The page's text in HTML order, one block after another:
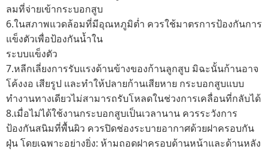
ลมที่จ่ายเข้ากระบอกสูบ
6.ในสภาพแวดล้อมที่มีอุณหภูมิต่ำ ควรใช้มาตรการป้องกันการ
แข็งตัวเพื่อป้องกันน้ำใน
ระบบแข็งตัว
7.หลีกเลี่ยงการรับแรงด้านข้างของก้านลูกสูบ มิฉะนั้นก้านอาจ
โค้งงอ เสียรูป และทำให้ปลายก้านเสียหาย กระบอกสูบแบบ
ทำงานทางเดียวไม่สามารถรับโหลดในช่วงการเคลื่อนที่กลับได้
8.เมื่อไม่ได้ใช้งานกระบอกสูบเป็นเวลานาน ควรระวังการ
ป้องกันสนิมที่พื้นผิว ควรปิดช่องระบายอากาศด้วยฝาครอบกัน
ฝุ่น โดยเฉพาะอย่างยิ่ง: ห้ามถอดฝาครอบด้านหน้าและด้านหลัง